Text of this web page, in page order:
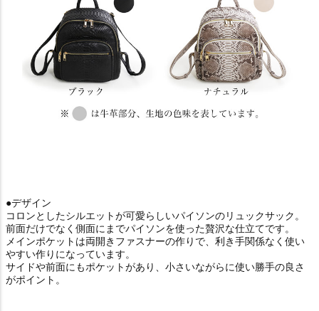
●デザイン
コロンとしたシルエットが可愛らしいパイソンのリュックサック。
前面だけでなく側面にまでパイソンを使った贅沢な仕立てです。
メインポケットは両開きファスナーの作りで、利き手関係なく使い
やすい作りになっています。
サイドや前面にもポケットがあり、小さいながらに使い勝手の良さ
がポイント。